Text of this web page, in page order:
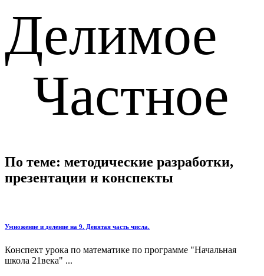
Делимое
Частное
По теме: методические разработки,
презентации и конспекты
Умножение и деление на 9. Девятая часть числа.
Конспект урока по математике по программе "Начальная
школа 21века" ...